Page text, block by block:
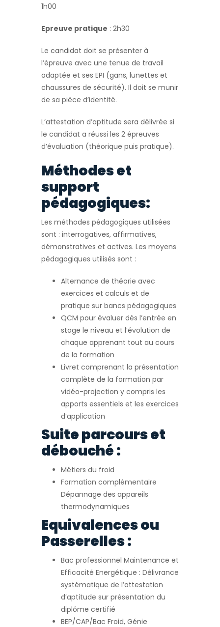
1h00
Epreuve pratique : 2h30
Le candidat doit se présenter à
l’épreuve avec une tenue de travail
adaptée et ses EPI (gans, lunettes et
chaussures de sécurité). Il doit se munir
de sa pièce d’identité.
L’attestation d’aptitude sera délivrée si
le candidat a réussi les 2 épreuves
d’évaluation (théorique puis pratique).
Méthodes et
support
pédagogiques:
Les méthodes pédagogiques utilisées
sont : interrogatives, affirmatives,
démonstratives et actives. Les moyens
pédagogiques utilisés sont :
Alternance de théorie avec
exercices et calculs et de
pratique sur bancs pédagogiques
QCM pour évaluer dès l’entrée en
stage le niveau et l’évolution de
chaque apprenant tout au cours
de la formation
Livret comprenant la présentation
complète de la formation par
vidéo-projection y compris les
apports essentiels et les exercices
d’application
Suite parcours et
débouché :
Métiers du froid
Formation complémentaire
Dépannage des appareils
thermodynamiques
Equivalences ou
Passerelles :
Bac professionnel Maintenance et
Efficacité Energétique : Délivrance
systématique de l’attestation
d’aptitude sur présentation du
diplôme certifié
BEP/CAP/Bac Froid, Génie